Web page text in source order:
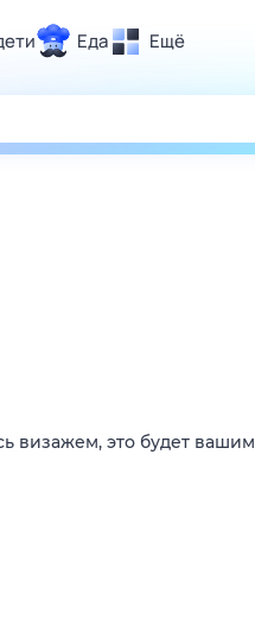
Еда Ещё
и отдых
визажем, это будет вашим